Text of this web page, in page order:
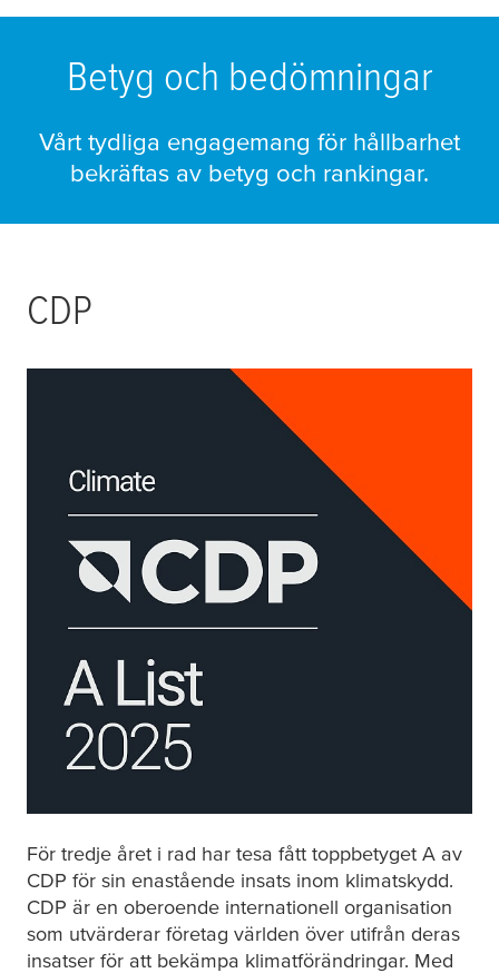
Betyg och bedömningar
Vårt tydliga engagemang för hållbarhet
bekräftas av betyg och rankingar.
CDP
För tredje året i rad har tesa fått toppbetyget A av
CDP för sin enastående insats inom klimatskydd.
CDP är en oberoende internationell organisation
som utvärderar företag världen över utifrån deras
insatser för att bekämpa klimatförändringar. Med